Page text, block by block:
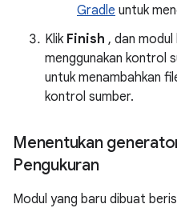
Gradle untuk
Klik Finish , dan
menggunakan kontrol
untuk menambahkan
kontrol sumber.
Menentukan
Pengukuran
Modul yang baru dibuat